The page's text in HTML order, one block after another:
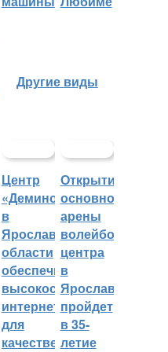
Другие виды
Центр
«Демино»
в
Ярославской
области
обеспечивают
высокоскоростным
интернетом
для
качественных
Открытие
основной
арены
волейбольного
центра
в
Ярославле
пройдет
в 35-
летие